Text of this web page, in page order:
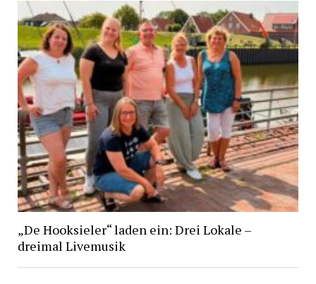
„De Hooksieler“ laden ein: Drei Lokale –
dreimal Livemusik